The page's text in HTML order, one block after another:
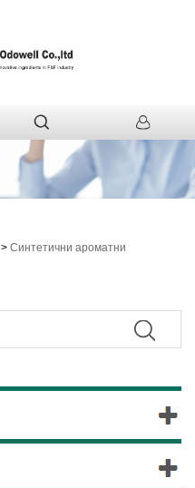
> Синтетични ароматни